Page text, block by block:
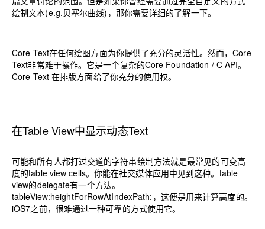
绘制文本(e.g.贝塞尔曲线)，那你需要详细的了解一下。
Core Text在任何绘图方面为你提供了充分的灵活性。然而，Core
Text非常难于操作。它是一个复杂的Core Foundation / C API。
Core Text 在排版方面给了你充分的使用权。
在Table View中显示动态Text
可能和所有人都打过交道的字符串绘制方法就是最常见的可变高
度的table view cells。你能在社交媒体应用中见到这种。table
view的delegate有一个方法。
tableView:heightForRowAtIndexPath:，这便是用来计算高度的。
iOS7之前，很难通过一种可靠的方式使用它。